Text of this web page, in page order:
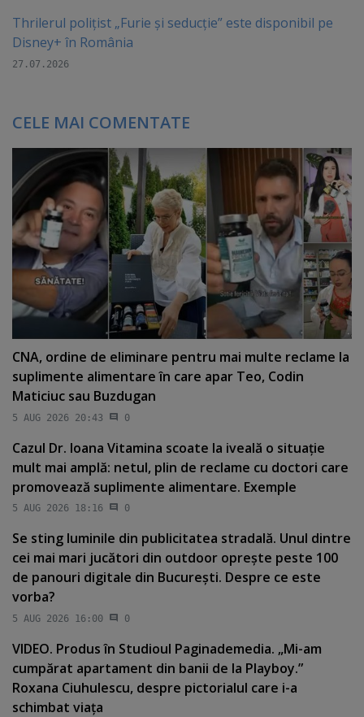
Thrilerul polițist „Furie și seducție” este disponibil pe
Disney+ în România
27.07.2026
CELE MAI COMENTATE
CNA, ordine de eliminare pentru mai multe reclame la
suplimente alimentare în care apar Teo, Codin
Maticiuc sau Buzdugan
5 AUG 2026 20:43 0
Cazul Dr. Ioana Vitamina scoate la iveală o situaţie
mult mai amplă: netul, plin de reclame cu doctori care
promovează suplimente alimentare. Exemple
5 AUG 2026 18:16 0
Se sting luminile din publicitatea stradală. Unul dintre
cei mai mari jucători din outdoor opreşte peste 100
de panouri digitale din Bucureşti. Despre ce este
vorba?
5 AUG 2026 16:00 0
VIDEO. Produs în Studioul Paginademedia. „Mi-am
cumpărat apartament din banii de la Playboy.”
Roxana Ciuhulescu, despre pictorialul care i-a
schimbat viaţa